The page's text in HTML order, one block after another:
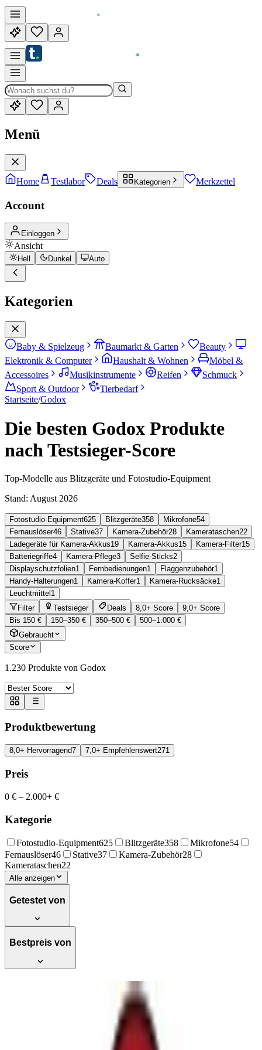
Menü
Home Testlabor Deals Kategorien Merkzettel
Account
Einloggen
Ansicht
Hell Dunkel Auto
Kategorien
Baby & Spielzeug Baumarkt & Garten
Beauty
Elektronik & Computer
Haushalt & Wohnen
Möbel &
Accessoires
Musikinstrumente Reifen
Schmuck
Sport & Outdoor
Tierbedarf
Startseite/Godox
Die besten Godox Produkte
nach Testsieger-Score
Top-Modelle aus Blitzgeräte und Fotostudio-Equipment
Stand: August 2026
Fotostudio-Equipment625 Blitzgeräte358 Mikrofone54
Fernauslöser46 Stative37 Kamera-Zubehör28 Kamerataschen22
Ladegeräte für Kamera-Akkus19 Kamera-Akkus15 Kamera-Filter15
Batteriegriffe4 Kamera-Pflege3 Selfie-Sticks2
Displayschutzfolien1 Fernbedienungen1 Flaggenzubehör1
Handy-Halterungen1 Kamera-Koffer1 Kamera-Rucksäcke1
Leuchtmittel 1
Filter
Testsieger Deals 8,0+ Score
9,0+ Score
Bis 150 €
150–350 € 350–500 €
500–1.000 €
Gebraucht
Score
1.230 Produkte von Godox
Produktbewertung
8,0+ Hervorragend7 7,0+ Empfehlenswert271
Preis
0 € – 2.000+ €
Kategorie
Fotostudio-Equipment625 Blitzgeräte358 Mikrofone54
Fernauslöser46 Stative37 Kamera-Zubehör28
Kamerataschen22
Alle anzeigen
Getestet von
Bestpreis von
Godox V100 100 W On-Kamera-Blitz für
Canon mit 5,8 cm (2,3 Zoll) Vollfarb-
Touchscreen, 2,4 G kabelloser
Synchronisation und leistungsstarkem